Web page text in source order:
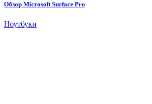
Обзор Microsoft Surface Pro
Ноутбуки